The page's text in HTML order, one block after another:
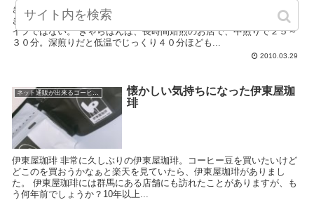
きゃらばん〜長時間焙煎〜 こちらも群馬県高崎市にあるコーヒー屋、
きゃらばん。古い喫茶店、銀座の藩みたいな内装はあんまり好きなタ
イプではない。 きゃらばんは、長時間焙煎のお店で、中煎りで２５～
３０分。深煎りだと低温でじっくり４０分ほども...
2010.03.29
ネット通販が出来るコーヒー屋
懐かしい気持ちになった伊東屋珈
琲
伊東屋珈琲 非常に久しぶりの伊東屋珈琲。コーヒー豆を買いたいけど
どこのを買おうかなぁと楽天を見ていたら、伊東屋珈琲がありまし
た。 伊東屋珈琲には群馬にある店舗にも訪れたことがありますが、も
う何年前でしょうか？10年以上...